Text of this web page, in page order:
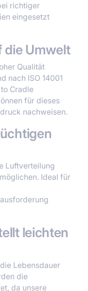
richtiger
eingesetzt
die Umwelt
Qualität
nach ISO 14001
Cradle
für dieses
nachweisen.
Luftverteilung
Ideal für
leichten
Lebensdauer
die
da unsere